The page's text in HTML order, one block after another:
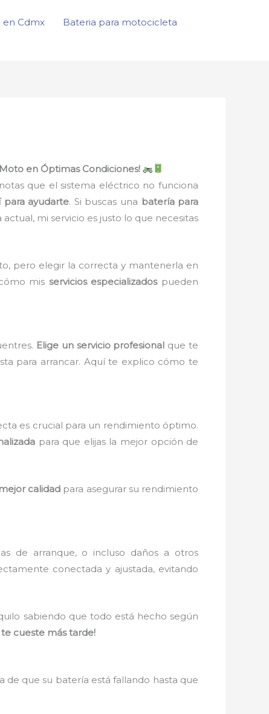
en Cdmx
Bateria para motocicleta
en Óptimas Condiciones!
que el sistema eléctrico no funciona
para ayudarte. Si buscas una batería para
mi servicio es justo lo que necesitas
pero elegir la correcta y mantenerla en
mis servicios especializadospueden
Elige un servicio profesional que te
para arrancar. Aquí te explico cómo te
es crucial para un rendimiento óptimo.
para que elijas la mejor opción de
calidadpara asegurar su rendimiento
de arranque, o incluso daños a otros
conectada y ajustada, evitando
sabiendo que todo está hecho según
cueste más tarde!
de que su batería está fallando hasta que